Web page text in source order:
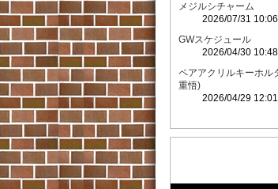
メジルシチャーム
2026/07/31 10:06
GWスケジュール
2026/04/30 10:48
ペアアクリルキーホル
重悟)
2026/04/29 12:01